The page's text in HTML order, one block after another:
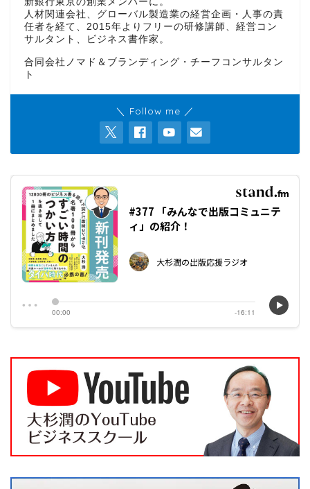
人材関連会社、グローバル製造業の経営企画・人事の責
任者を経て、2015年よりフリーの研修講師、経営コン
サルタント、ビジネス書作家。
合同会社ノマド＆ブランディング・チーフコンサルタン
ト
＼ Follow me ／